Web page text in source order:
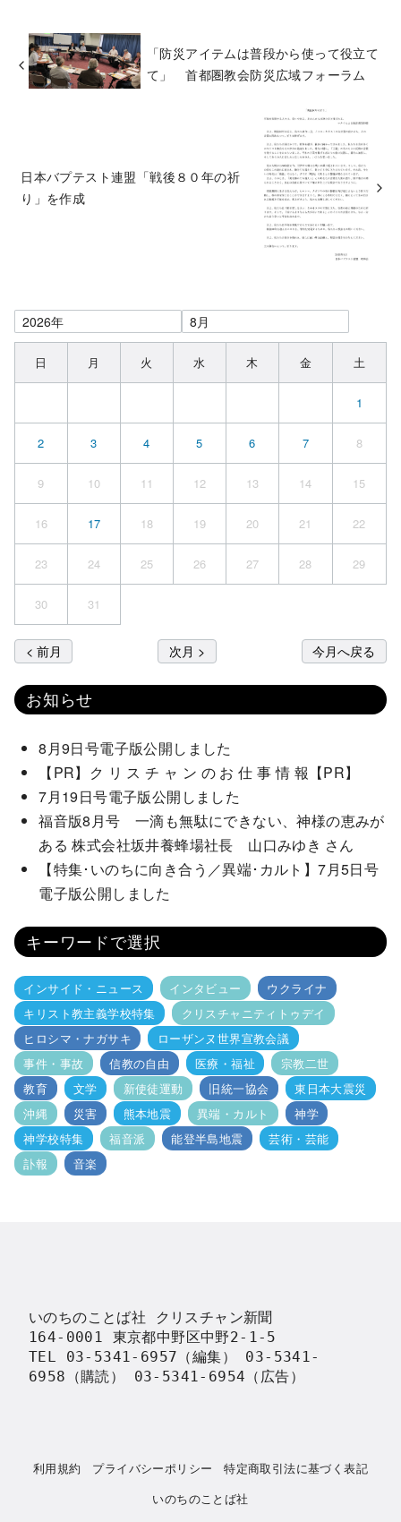
「防災アイテムは普段から使って役立て
て」 首都圏教会防災広域フォーラム
日本バプテスト連盟「戦後８０年の祈
り」を作成
日 月 火 水 木 金 土
1
2 3 4 5 6 7 8
9 10 11 12 13 14 15
16 17 18 19 20 21 22
23 24 25 26 27 28 29
30 31
< 前月 次月 > 今月へ戻る
お知らせ
8月9日号電子版公開しました
【PR】ク リ ス チ ャ ン の お 仕 事 情 報【PR】
7月19日号電子版公開しました
福音版8月号 一滴も無駄にできない、神様の恵みが
ある 株式会社坂井養蜂場社長 山口みゆき さん
【特集･いのちに向き合う／異端･カルト】7月5日号
電子版公開しました
キーワードで選択
インサイド・ニュース インタビュー
ウクライナ
キリスト教主義学校特集
クリスチャニティトゥデイ
ヒロシマ・ナガサキ
ローザンヌ世界宣教会議
事件・事故
信教の自由 医療・福祉
宗教二世
教育
文学 新使徒運動 旧統一協会
東日本大震災
沖縄
災害 熊本地震 異端・カルト
神学
神学校特集
福音派 能登半島地震
芸術・芸能
訃報
音楽
いのちのことば社 クリスチャン新聞
164-0001 東京都中野区中野2-1-5
TEL 03-5341-6957（編集） 03-5341-
6958（購読） 03-5341-6954（広告）
利用規約 プライバシーポリシー
特定商取引法に基づく表記
いのちのことば社